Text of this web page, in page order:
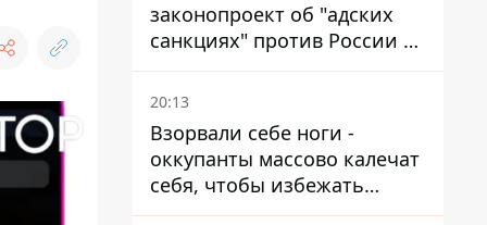
законопроект об "адских
санкциях" против России и
Ирана
20:13
Взорвали себе ноги -
оккупанты массово калечат
себя, чтобы избежать
штурмов - ГУР